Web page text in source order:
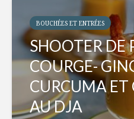
BOUCHÉES ET ENTRÉES
SHOOTER DE
COURGE-
CURCUMA ET
AU DJA